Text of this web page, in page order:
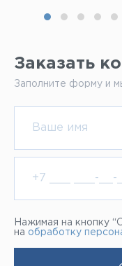
Заказать
Заполните форму и
Нажимая на кнопку
на обработку